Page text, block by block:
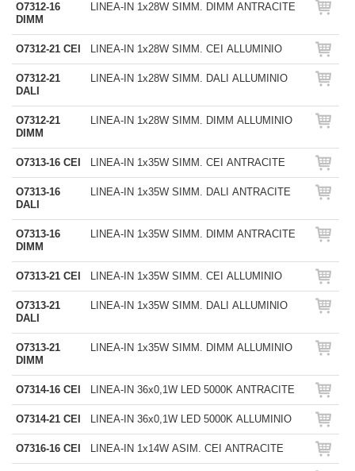
O7312-16
DIMM
LINEA-IN 1x28W SIMM. DIMM ANTRACITE
O7312-21 CEI LINEA-IN 1x28W SIMM. CEI ALLUMINIO
O7312-21
DALI
LINEA-IN 1x28W SIMM. DALI ALLUMINIO
O7312-21
DIMM
LINEA-IN 1x28W SIMM. DIMM ALLUMINIO
O7313-16 CEI LINEA-IN 1x35W SIMM. CEI ANTRACITE
O7313-16
DALI
LINEA-IN 1x35W SIMM. DALI ANTRACITE
O7313-16
DIMM
LINEA-IN 1x35W SIMM. DIMM ANTRACITE
O7313-21 CEI LINEA-IN 1x35W SIMM. CEI ALLUMINIO
O7313-21
DALI
LINEA-IN 1x35W SIMM. DALI ALLUMINIO
O7313-21
DIMM
LINEA-IN 1x35W SIMM. DIMM ALLUMINIO
O7314-16 CEI LINEA-IN 36x0,1W LED 5000K ANTRACITE
O7314-21 CEI LINEA-IN 36x0,1W LED 5000K ALLUMINIO
O7316-16 CEI LINEA-IN 1x14W ASIM. CEI ANTRACITE